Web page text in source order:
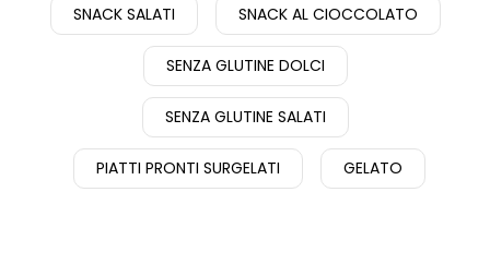
SNACK SALATI SNACK AL CIOCCOLATO
SENZA GLUTINE DOLCI
SENZA GLUTINE SALATI
PIATTI PRONTI SURGELATI GELATO